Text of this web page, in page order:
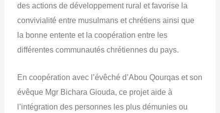
des actions de développement rural et favorise la
convivialité entre musulmans et chrétiens ainsi que
la bonne entente et la coopération entre les
différentes communautés chrétiennes du pays.
En coopération avec l’évêché d’Abou Qourqas et son
évêque Mgr Bichara Giouda, ce projet aide à
l’intégration des personnes les plus démunies ou